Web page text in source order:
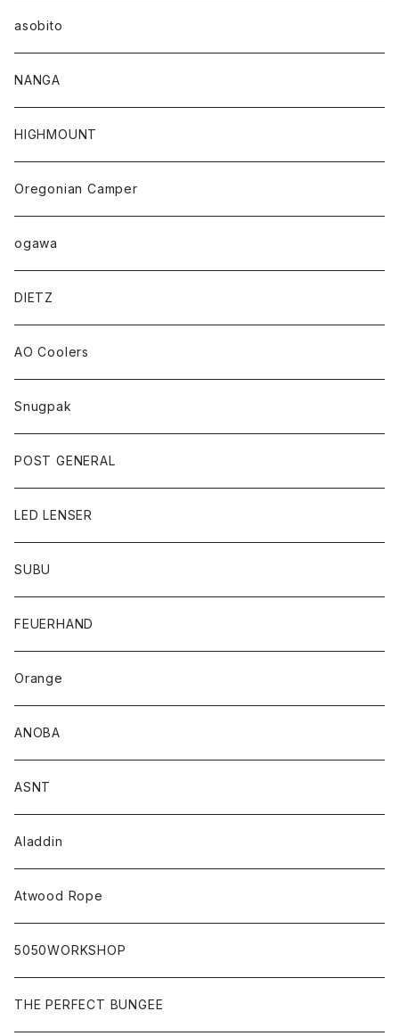
asobito
NANGA
HIGHMOUNT
Oregonian Camper
ogawa
DIETZ
AO Coolers
Snugpak
POST GENERAL
LED LENSER
SUBU
FEUERHAND
Orange
ANOBA
ASNT
Aladdin
Atwood Rope
5050WORKSHOP
THE PERFECT BUNGEE